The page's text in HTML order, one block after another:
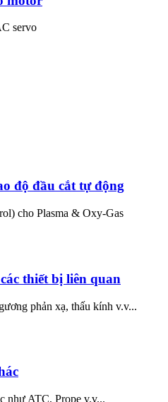
servo
độ đầu cắt tự động
cho Plasma & Oxy-Gas
thiết bị liên quan
phản xạ, thấu kính v.v...
như ATC, Prope v.v...